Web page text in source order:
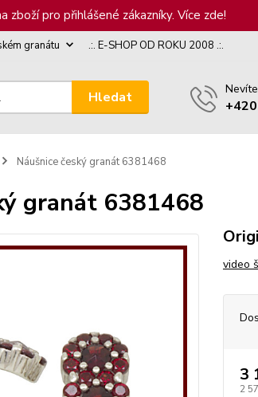
zboží pro přihlášené zákazníky. Více zde!
granátu .:. E-SHOP OD ROKU 2008 .:.
Hledat
Náušnice český granát 6381468
granát 6381468
video
3
2